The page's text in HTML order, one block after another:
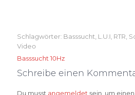
Schlagwörter: Basssucht L.U.I RTR
Video
Basssucht 10Hz
Schreibe einen
Du musst angemeldet sein, um